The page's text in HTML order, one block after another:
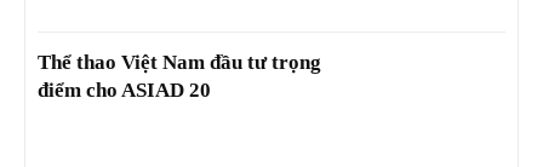
Thể thao Việt Nam đầu tư trọng
điểm cho ASIAD 20